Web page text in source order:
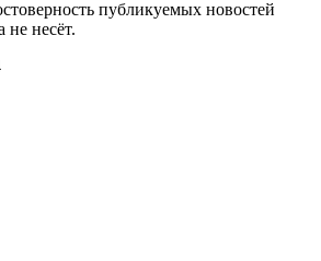
публикуемых новостей
не несёт.